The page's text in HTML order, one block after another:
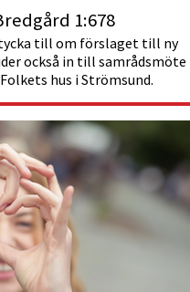
1:678
tycka till om förslaget till ny
också in till samrådsmöte
hus i Strömsund.